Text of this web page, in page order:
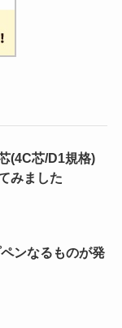
(4C芯/D1規格)
みました
ンなるものが発